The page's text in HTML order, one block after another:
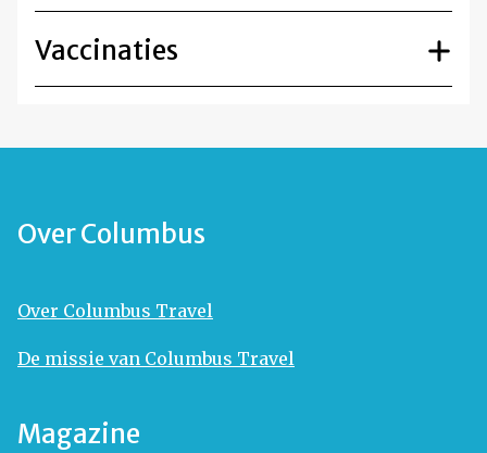
Vaccinaties
Over Columbus
Over Columbus Travel
De missie van Columbus Travel
Magazine